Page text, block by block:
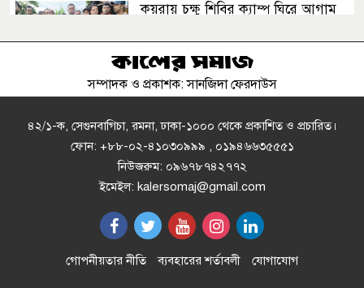
কয়রায় চক্ষু শিবির ক্যাম্প ঘিরে আগাম
চলতি মাসে ঈদে মিলাদুন্নবীর ছুটি, কারা
বৃদ্ধকে ধরে নিয়ে গেল বিএসএফ,
ভারতীয়কে ধরে আনল বাংলাদেশিরা
পিএসসিতে নতুন চার সদস্য নিয়োগ
সম্পাদক ও প্রকাশক: সানজিদা ফেরদাউস
৪২/১-ক, সেগুনবাগিচা, রমনা, ঢাকা-১০০০ থেকে প্রকাশিত ও প্রচারিত।
ফোন: +৮৮-০২-৪১০৩০৯৯৯ , ০১৯৪৬৬৩৫৫৫১
নিউজরুম: ০৯৬৭৮৭৪২৭৭২
ইমেইল: kalersomaj@gmail.com
গোপনীয়তার নীতি ব্যবহারের শর্তাবলী যোগাযোগ